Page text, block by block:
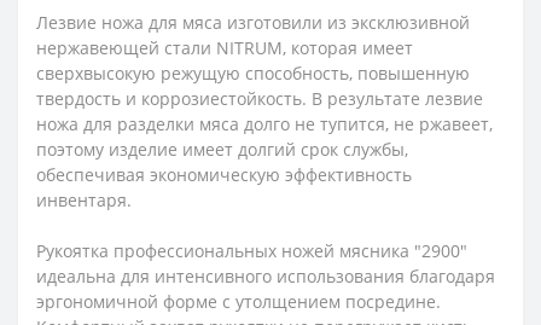
Лезвие ножа для мяса изготовили из эксклюзивной
нержавеющей стали NITRUM, которая имеет
сверхвысокую режущую способность, повышенную
твердость и коррозиестойкость. В результате лезвие
ножа для разделки мяса долго не тупится, не ржавеет,
поэтому изделие имеет долгий срок службы,
обеспечивая экономическую эффективность
инвентаря.
Рукоятка профессиональных ножей мясника "2900"
идеальна для интенсивного использования благодаря
эргономичной форме с утолщением посредине.